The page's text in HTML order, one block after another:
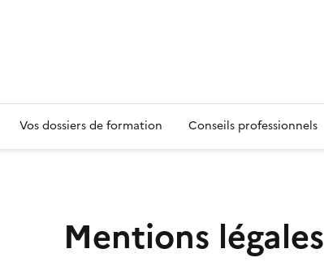
Vos dossiers de formation Conseils professionnels
Mentions légales